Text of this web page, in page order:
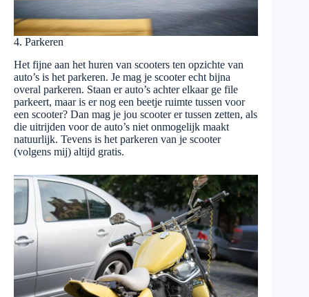
4. Parkeren
Het fijne aan het huren van scooters ten opzichte van
auto’s is het parkeren. Je mag je scooter echt bijna
overal parkeren. Staan er auto’s achter elkaar ge file
parkeert, maar is er nog een beetje ruimte tussen voor
een scooter? Dan mag je jou scooter er tussen zetten, als
die uitrijden voor de auto’s niet onmogelijk maakt
natuurlijk. Tevens is het parkeren van je scooter
(volgens mij) altijd gratis.